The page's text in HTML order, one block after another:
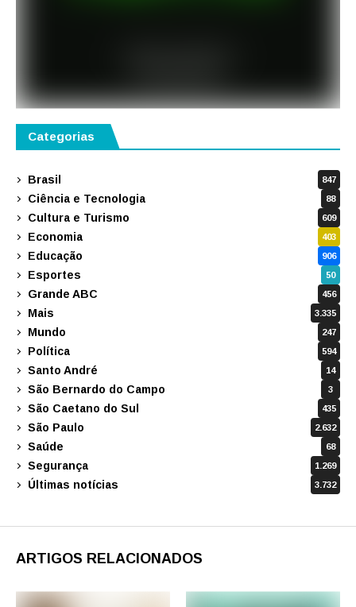
Categorias
Brasil 847
Ciência e Tecnologia 88
Cultura e Turismo 609
Economia 403
Educação 906
Esportes 50
Grande ABC 456
Mais 3.335
Mundo 247
Política 594
Santo André 14
São Bernardo do Campo 3
São Caetano do Sul 435
São Paulo 2.632
Saúde 68
Segurança 1.269
Últimas notícias 3.732
ARTIGOS RELACIONADOS